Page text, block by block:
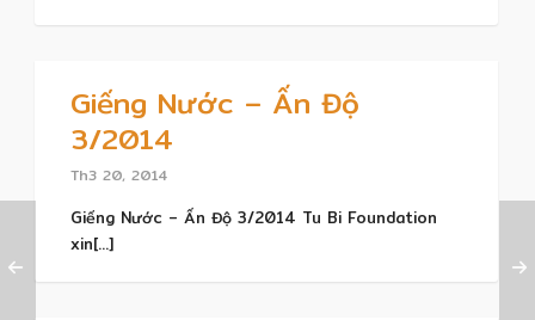
Giếng Nước – Ấn Độ
3/2014
Th3 20, 2014
Giếng Nước – Ấn Độ 3/2014 Tu Bi Foundation
xin[...]